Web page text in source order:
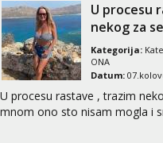
tel:0,93€ -
Ivančica
Čekam tvoj poziv!
Tel: 064/677-677-
tel:0,93€ - mob:1,12€
U procesu
nekog za
Kategorija:
ONA
Datum:
U procesu rastave , trazim
mnom ono sto nisam mogla i